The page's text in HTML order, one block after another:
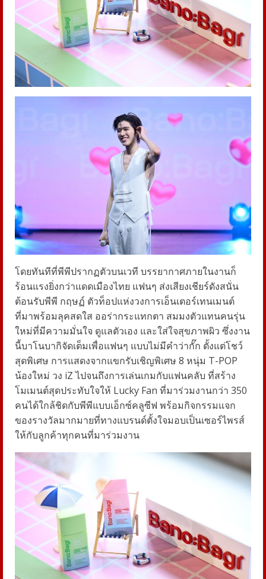
โดยทันทีที่พีพีปรากฏตัวบนเวที บรรยากาศภายในงานก็
ร้อนแรงยิ่งกว่าแดดเมืองไทย แฟนๆ ส่งเสียงเชียร์ดังสนั่น
ต้อนรับพีพี กฤษฏ์ ตัวท็อปแห่งวงการเอ็นเตอร์เทนเมนต์
ที่มาพร้อมลุคสดใส ออร่ากระแทกตา สมมงตัวแทนคนรุ่น
ใหม่ที่มีความมั่นใจ ดูแลตัวเอง และใส่ใจสุขภาพผิว ซึ่งงาน
นี้บาโนบากิจัดเต็มเพื่อแฟนๆ แบบไม่มีคำว่ากั๊ก ตั้งแต่โชว์
สุดพิเศษ การแสดงจากแขกรับเชิญพิเศษ 8 หนุ่ม T-POP
น้องใหม่ วง iZ ไปจนถึงการเล่นเกมกับแฟนคลับ ที่สร้าง
โมเมนต์สุดประทับใจให้ Lucky Fan ที่มาร่วมงานกว่า 350
คนได้ใกล้ชิดกับพีพีแบบเอ็กซ์คลูซีฟ พร้อมกิจกรรมแจก
ของรางวัลมากมายที่ทางแบรนด์ตั้งใจมอบเป็นเซอร์ไพรส์
ให้กับลูกค้าทุกคนที่มาร่วมงาน